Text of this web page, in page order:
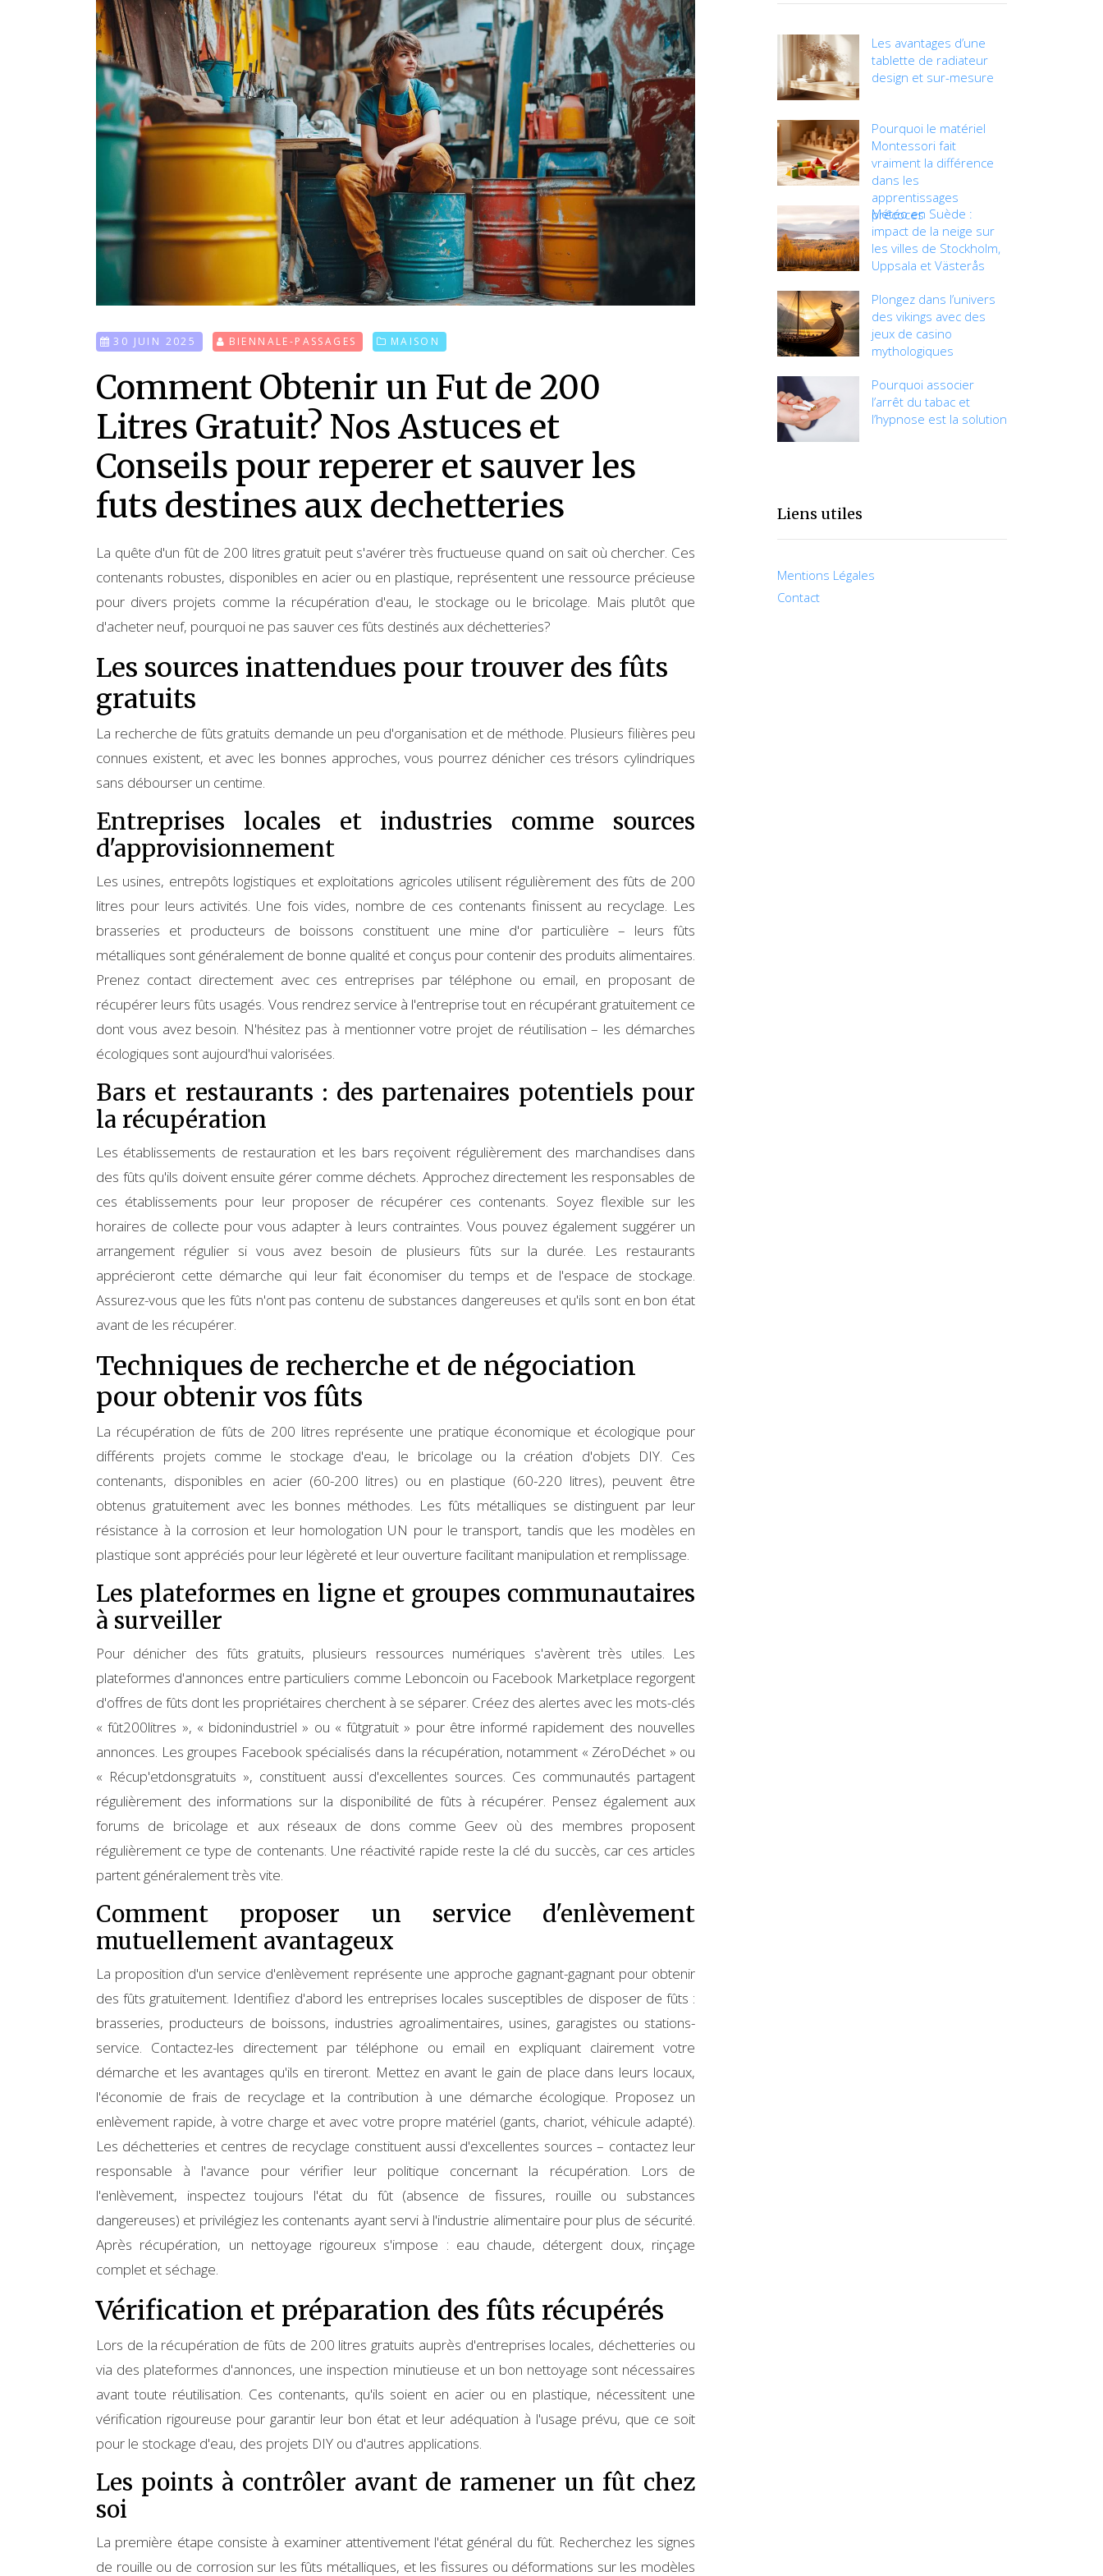
30 JUIN 2025 BIENNALE-PASSAGES MAISON
Comment Obtenir un Fut de 200
Litres Gratuit? Nos Astuces et
Conseils pour reperer et sauver les
futs destines aux dechetteries
La quête d'un fût de 200 litres gratuit peut s'avérer très fructueuse quand on sait où chercher. Ces
contenants robustes, disponibles en acier ou en plastique, représentent une ressource précieuse
pour divers projets comme la récupération d'eau, le stockage ou le bricolage. Mais plutôt que
d'acheter neuf, pourquoi ne pas sauver ces fûts destinés aux déchetteries?
Les sources inattendues pour trouver des fûts
gratuits
La recherche de fûts gratuits demande un peu d'organisation et de méthode. Plusieurs filières peu
connues existent, et avec les bonnes approches, vous pourrez dénicher ces trésors cylindriques
sans débourser un centime.
Entreprises locales et industries comme sources
d'approvisionnement
Les usines, entrepôts logistiques et exploitations agricoles utilisent régulièrement des fûts de 200
litres pour leurs activités. Une fois vides, nombre de ces contenants finissent au recyclage. Les
brasseries et producteurs de boissons constituent une mine d'or particulière – leurs fûts
métalliques sont généralement de bonne qualité et conçus pour contenir des produits alimentaires.
Prenez contact directement avec ces entreprises par téléphone ou email, en proposant de
récupérer leurs fûts usagés. Vous rendrez service à l'entreprise tout en récupérant gratuitement ce
dont vous avez besoin. N'hésitez pas à mentionner votre projet de réutilisation – les démarches
écologiques sont aujourd'hui valorisées.
Bars et restaurants : des partenaires potentiels pour
la récupération
Les établissements de restauration et les bars reçoivent régulièrement des marchandises dans
des fûts qu'ils doivent ensuite gérer comme déchets. Approchez directement les responsables de
ces établissements pour leur proposer de récupérer ces contenants. Soyez flexible sur les
horaires de collecte pour vous adapter à leurs contraintes. Vous pouvez également suggérer un
arrangement régulier si vous avez besoin de plusieurs fûts sur la durée. Les restaurants
apprécieront cette démarche qui leur fait économiser du temps et de l'espace de stockage.
Assurez-vous que les fûts n'ont pas contenu de substances dangereuses et qu'ils sont en bon état
avant de les récupérer.
Techniques de recherche et de négociation
pour obtenir vos fûts
La récupération de fûts de 200 litres représente une pratique économique et écologique pour
différents projets comme le stockage d'eau, le bricolage ou la création d'objets DIY. Ces
contenants, disponibles en acier (60-200 litres) ou en plastique (60-220 litres), peuvent être
obtenus gratuitement avec les bonnes méthodes. Les fûts métalliques se distinguent par leur
résistance à la corrosion et leur homologation UN pour le transport, tandis que les modèles en
plastique sont appréciés pour leur légèreté et leur ouverture facilitant manipulation et remplissage.
Les plateformes en ligne et groupes communautaires
à surveiller
Pour dénicher des fûts gratuits, plusieurs ressources numériques s'avèrent très utiles. Les
plateformes d'annonces entre particuliers comme Leboncoin ou Facebook Marketplace regorgent
d'offres de fûts dont les propriétaires cherchent à se séparer. Créez des alertes avec les mots-clés
« fût200litres », « bidonindustriel » ou « fûtgratuit » pour être informé rapidement des nouvelles
annonces. Les groupes Facebook spécialisés dans la récupération, notamment « ZéroDéchet » ou
« Récup'etdonsgratuits », constituent aussi d'excellentes sources. Ces communautés partagent
régulièrement des informations sur la disponibilité de fûts à récupérer. Pensez également aux
forums de bricolage et aux réseaux de dons comme Geev où des membres proposent
régulièrement ce type de contenants. Une réactivité rapide reste la clé du succès, car ces articles
partent généralement très vite.
Comment proposer un service d'enlèvement
mutuellement avantageux
La proposition d'un service d'enlèvement représente une approche gagnant-gagnant pour obtenir
des fûts gratuitement. Identifiez d'abord les entreprises locales susceptibles de disposer de fûts :
brasseries, producteurs de boissons, industries agroalimentaires, usines, garagistes ou stations-
service. Contactez-les directement par téléphone ou email en expliquant clairement votre
démarche et les avantages qu'ils en tireront. Mettez en avant le gain de place dans leurs locaux,
l'économie de frais de recyclage et la contribution à une démarche écologique. Proposez un
enlèvement rapide, à votre charge et avec votre propre matériel (gants, chariot, véhicule adapté).
Les déchetteries et centres de recyclage constituent aussi d'excellentes sources – contactez leur
responsable à l'avance pour vérifier leur politique concernant la récupération. Lors de
l'enlèvement, inspectez toujours l'état du fût (absence de fissures, rouille ou substances
dangereuses) et privilégiez les contenants ayant servi à l'industrie alimentaire pour plus de sécurité.
Après récupération, un nettoyage rigoureux s'impose : eau chaude, détergent doux, rinçage
complet et séchage.
Vérification et préparation des fûts récupérés
Lors de la récupération de fûts de 200 litres gratuits auprès d'entreprises locales, déchetteries ou
via des plateformes d'annonces, une inspection minutieuse et un bon nettoyage sont nécessaires
avant toute réutilisation. Ces contenants, qu'ils soient en acier ou en plastique, nécessitent une
vérification rigoureuse pour garantir leur bon état et leur adéquation à l'usage prévu, que ce soit
pour le stockage d'eau, des projets DIY ou d'autres applications.
Les points à contrôler avant de ramener un fût chez
soi
La première étape consiste à examiner attentivement l'état général du fût. Recherchez les signes
de rouille ou de corrosion sur les fûts métalliques, et les fissures ou déformations sur les modèles
Les avantages d’une
tablette de radiateur
design et sur-mesure
Pourquoi le matériel
Montessori fait
vraiment la différence
dans les
apprentissages
précoces
Météo en Suède :
impact de la neige sur
les villes de Stockholm,
Uppsala et Västerås
Plongez dans l’univers
des vikings avec des
jeux de casino
mythologiques
Pourquoi associer
l’arrêt du tabac et
l’hypnose est la solution
Liens utiles
Mentions Légales
Contact